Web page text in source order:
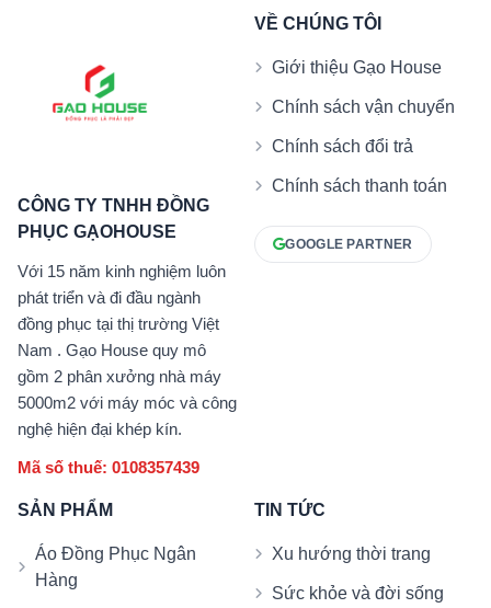
CÔNG TY TNHH ĐỒNG
PHỤC GẠOHOUSE
Với 15 năm kinh nghiệm luôn
phát triển và đi đầu ngành
đồng phục tại thị trường Việt
Nam . Gạo House quy mô
gồm 2 phân xưởng nhà máy
5000m2 với máy móc và công
nghệ hiện đại khép kín.
Mã số thuế: 0108357439
VỀ CHÚNG TÔI
Giới thiệu Gạo House
Chính sách vận chuyển
Chính sách đổi trả
Chính sách thanh toán
GOOGLE PARTNER
SẢN PHẨM
Áo Đồng Phục Ngân
Hàng
TIN TỨC
Xu hướng thời trang
Sức khỏe và đời sống